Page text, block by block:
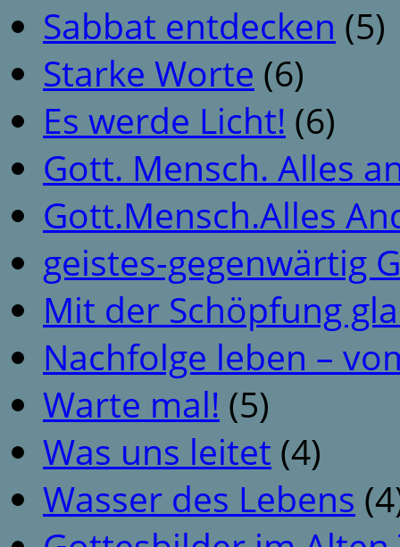
Sabbat entdecken (5)
Starke Worte (6)
Es werde Licht! (6)
Gott. Mensch. Alles
Gott.Mensch.Alles
geistes-gegenwärtig
Mit der Schöpfung
Nachfolge leben –
Warte mal! (5)
Was uns leitet (4)
Wasser des Lebens